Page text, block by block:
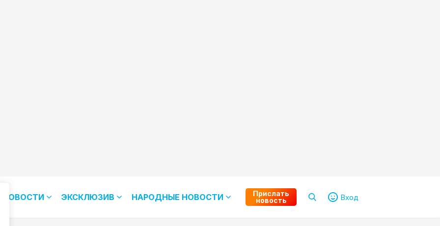
НОВОСТИ ЭКСКЛЮЗИВ НАРОДНЫЕ НОВОСТИ
Прислать
новость
Вход